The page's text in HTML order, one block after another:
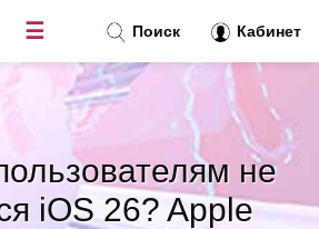
не
iOS 26? Apple
Поиск Кабинет
☰